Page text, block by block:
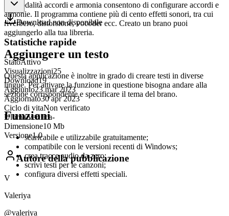
Le modalità accordi e armonia consentono di configurare accordi e
armonie. Il programma contiene più di cento effetti sonori, tra cui
riverbero, distorsione, vocoder ecc. Creato un brano puoi
aggiungerlo alla tua libreria.
Aggiungere un testo
Questa applicazione è inoltre in grado di creare testi in diverse
lingue. Per attivare la funzione in questione bisogna andare alla
sezione corrispondente e specificare il tema del brano.
Funzioni
scaricabile e utilizzabile gratuitamente;
compatibile con le versioni recenti di Windows;
crea tracce audio da zero;
scrivi testi per le canzoni;
configura diversi effetti speciali.
Download non disponibile
Statistiche rapide
StatoAttivo
Visualizzazioni25
Download19
Aggiunto23 mar 2023
Aggiornato30 apr 2023
Ciclo di vitaNon verificato
Ultima verifica-
Dimensione10 Mb
Versione1.0
Autore della pubblicazione
V
Valeriya
@valeriya